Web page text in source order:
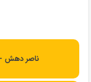
ناصر دهش